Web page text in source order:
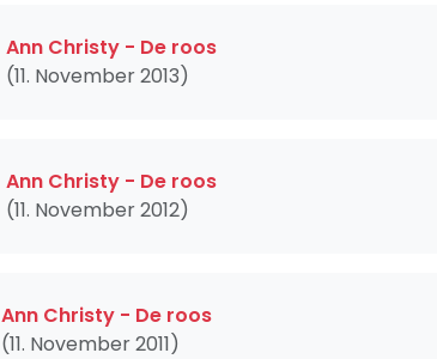
Ann Christy - De roos
(11. November 2013)
Ann Christy - De roos
(11. November 2012)
Ann Christy - De roos
(11. November 2011)